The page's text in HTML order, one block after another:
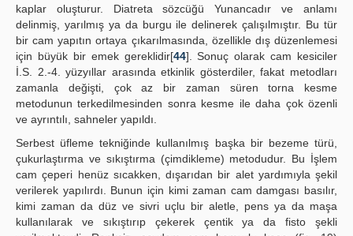
kaplar oluşturur. Diatreta sözcüğü Yunancadır ve anlamı
delinmiş, yarılmış ya da burgu ile delinerek çalışılmıştır. Bu tür
bir cam yapıtın ortaya çıkarılmasında, özellikle dış düzenlemesi
için büyük bir emek gereklidir[44]. Sonuç olarak cam kesiciler
İ.S. 2.-4. yüzyıllar arasında etkinlik gösterdiler, fakat metodları
zamanla değişti, çok az bir zaman süren torna kesme
metodunun terkedilmesinden sonra kesme ile daha çok özenli
ve ayrıntılı, sahneler yapıldı.
Serbest üfleme tekniğinde kullanılmış başka bir bezeme türü,
çukurlaştırma ve sıkıştırma (çimdikleme) metodudur. Bu İşlem
cam çeperi henüz sıcakken, dışarıdan bir alet yardımıyla şekil
verilerek yapılırdı. Bunun için kimi zaman cam damgası basılır,
kimi zaman da düz ve sivri uçlu bir aletle, pens ya da maşa
kullanılarak ve sıkıştırıp çekerek çentik ya da fisto şekli